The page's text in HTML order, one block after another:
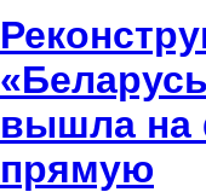
вышла
прямую